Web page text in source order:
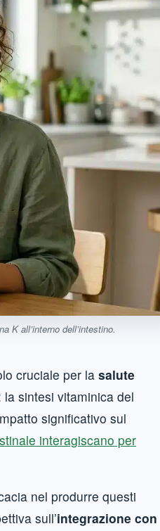
K all’interno dell’intestino.
cruciale per la salute
sintesi vitaminica del
significativo sul
interagiscano per
nel produrre questi
sull’integrazione con
commande
CODE
Swilab